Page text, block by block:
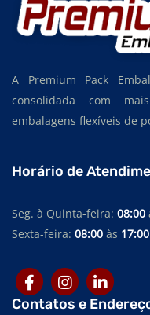
A Premium Pack
consolidada com
embalagens flexíveis de
Horário de
Seg. à Quinta-feira: 08:00
Sexta-feira: 08:00 às 17:00
Contatos e